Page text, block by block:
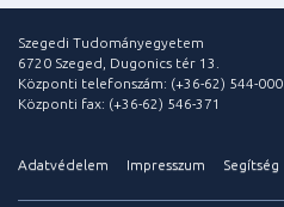
Szegedi Tudományegyetem
6720 Szeged, Dugonics tér 13.
Központi telefonszám: (+36-62) 544-000
Központi fax: (+36-62) 546-371
Adatvédelem Impresszum Segítség